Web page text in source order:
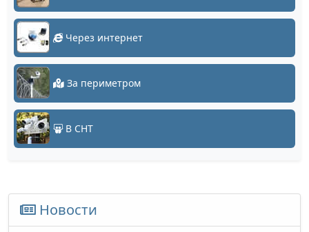
Через интернет
За периметром
В СНТ
Новости